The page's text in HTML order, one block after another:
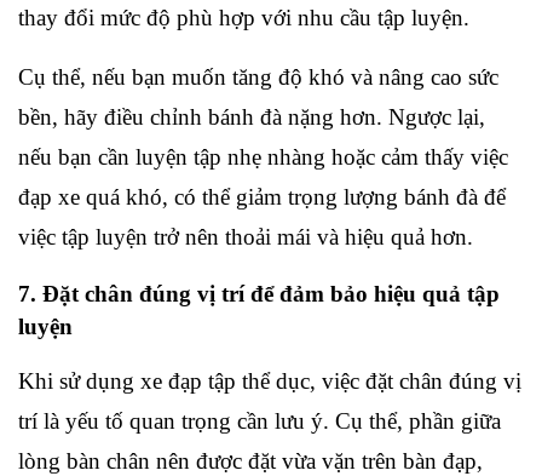
thay đổi mức độ phù hợp với nhu cầu tập luyện.
Cụ thể, nếu bạn muốn tăng độ khó và nâng cao sức
bền, hãy điều chỉnh bánh đà nặng hơn. Ngược lại,
nếu bạn cần luyện tập nhẹ nhàng hoặc cảm thấy việc
đạp xe quá khó, có thể giảm trọng lượng bánh đà để
việc tập luyện trở nên thoải mái và hiệu quả hơn.
7. Đặt chân đúng vị trí để đảm bảo hiệu quả tập
luyện
Khi sử dụng xe đạp tập thể dục, việc đặt chân đúng vị
trí là yếu tố quan trọng cần lưu ý. Cụ thể, phần giữa
lòng bàn chân nên được đặt vừa vặn trên bàn đạp,